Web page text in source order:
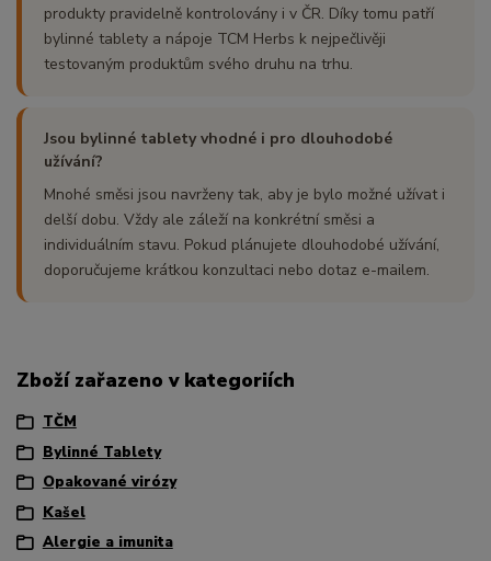
produkty pravidelně kontrolovány i v ČR. Díky tomu patří
bylinné tablety a nápoje TCM Herbs k nejpečlivěji
testovaným produktům svého druhu na trhu.
Jsou bylinné tablety vhodné i pro dlouhodobé
užívání?
Mnohé směsi jsou navrženy tak, aby je bylo možné užívat i
delší dobu. Vždy ale záleží na konkrétní směsi a
individuálním stavu. Pokud plánujete dlouhodobé užívání,
doporučujeme krátkou konzultaci nebo dotaz e-mailem.
Zboží zařazeno v kategoriích
TČM
Bylinné Tablety
Opakované virózy
Kašel
Alergie a imunita